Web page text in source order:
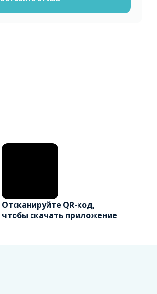
Отсканируйте QR-код,
чтобы скачать приложение